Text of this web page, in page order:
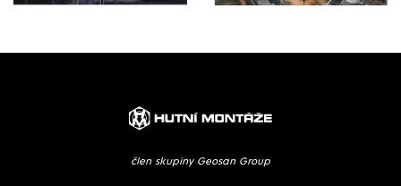
člen skupiny Geosan Group